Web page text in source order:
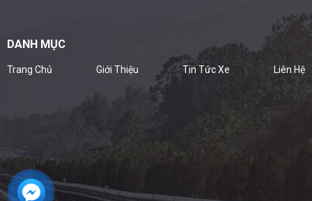
DANH MỤC
Trang Chủ Giới Thiệu Tin Tức Xe Liên Hệ